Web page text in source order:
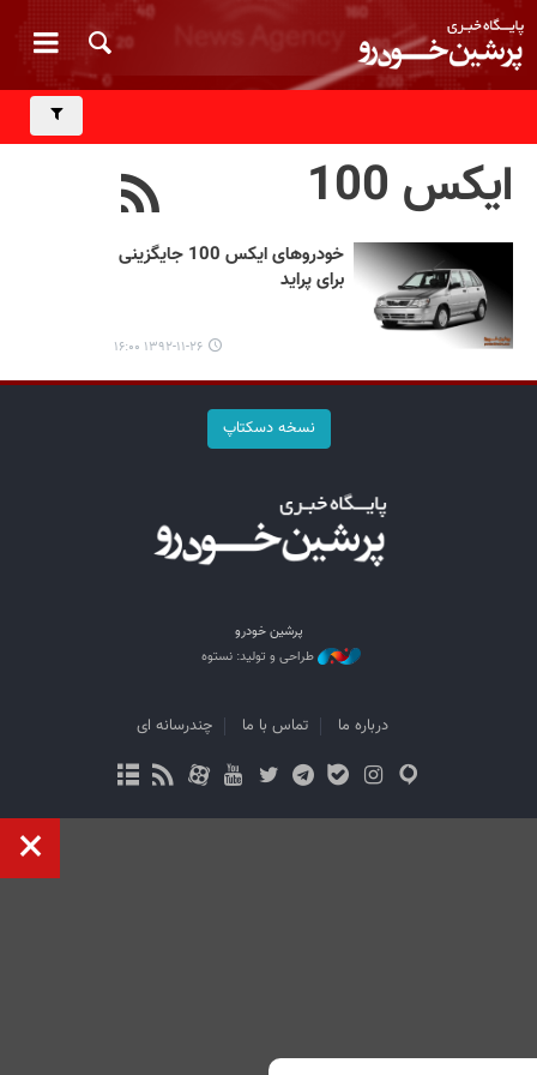
ایکس 100
خودروهای ایکس 100 جایگزینی
برای پراید
۱۳۹۲-۱۱-۲۶ ۱۶:۰۰
نسخه دسکتاپ
پرشین خودرو
طراحی و تولید: نستوه
درباره ما تماس با ما چندرسانه ای